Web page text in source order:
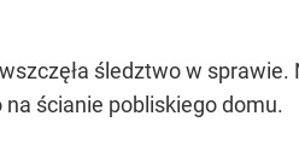
śledztwo w
na ścianie pobliskiego domu.